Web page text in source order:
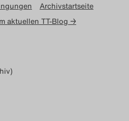
Archivstartseite
aktuellen TT-Blog →